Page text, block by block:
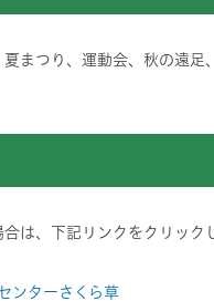
夏まつり、運動会、秋の遠
合は、下記リンクをクリッ
ンターさくら草